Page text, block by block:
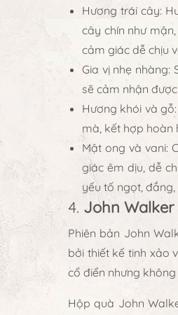
Hương trái cây:
cây chín như
cảm giác dễ chịu
Gia vị nhẹ nhàng:
sẽ cảm nhận
Hương khói và gỗ
mà, kết hợp hoàn
Mật ong và vani:
giác êm dịu, dễ
yếu tố ngọt,
4. John Walker
Phiên bản John
bởi thiết kế tinh xảo
cổ điển nhưng
Hộp quà John